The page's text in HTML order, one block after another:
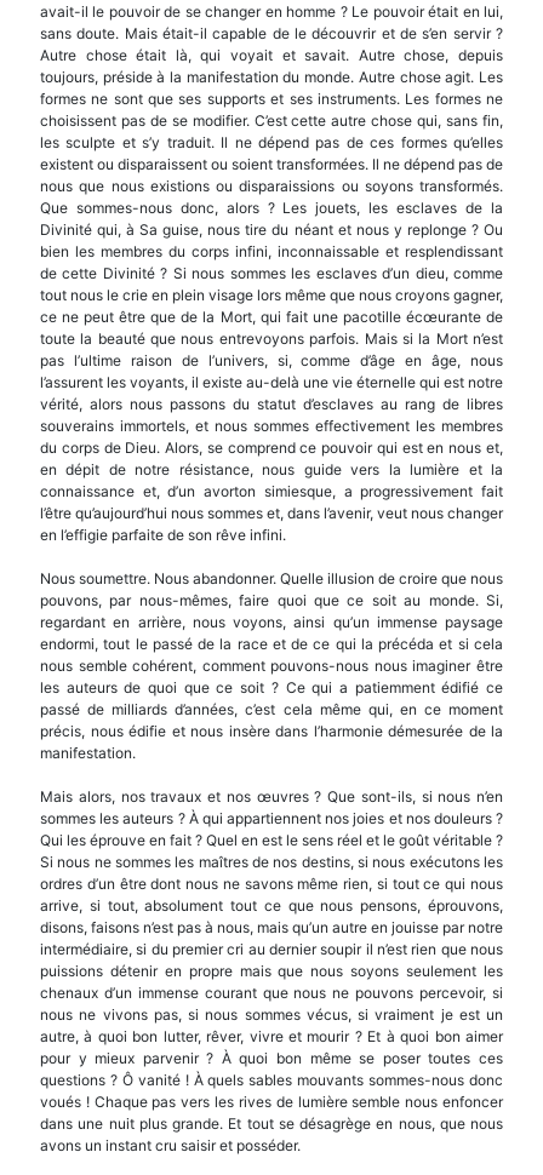
avait-il le pouvoir de se changer en homme ? Le pouvoir était en lui,
sans doute. Mais était-il capable de le découvrir et de s’en servir ?
Autre chose était là, qui voyait et savait. Autre chose, depuis
toujours, préside à la manifes­tation du monde. Autre chose agit. Les
formes ne sont que ses supports et ses instruments. Les formes ne
choisissent pas de se modifier. C’est cette autre chose qui, sans fin,
les sculpte et s’y traduit. Il ne dépend pas de ces formes qu’elles
existent ou dis­paraissent ou soient transformées. Il ne dépend pas de
nous que nous existions ou disparaissions ou soyons transformés.
Que sommes-nous donc, alors ? Les jouets, les esclaves de la
Divinité qui, à Sa guise, nous tire du néant et nous y replonge ? Ou
bien les membres du corps infini, inconnaissable et resplendissant
de cette Divinité ? Si nous sommes les esclaves d’un dieu, comme
tout nous le crie en plein visage lors même que nous croyons gagner,
ce ne peut être que de la Mort, qui fait une pacotille écœurante de
toute la beauté que nous entrevoyons parfois. Mais si la Mort n’est
pas l’ultime raison de l’univers, si, comme d’âge en âge, nous
l’assurent les voyants, il existe au-delà une vie éternelle qui est notre
vérité, alors nous passons du statut d’esclaves au rang de libres
souverains im­mortels, et nous sommes effectivement les membres
du corps de Dieu. Alors, se comprend ce pouvoir qui est en nous et,
en dépit de notre résistance, nous guide vers la lumière et la
connaissance et, d’un avorton simiesque, a progressivement fait
l’être qu’aujourd’hui nous sommes et, dans l’avenir, veut nous changer
en l’effigie parfaite de son rêve infini.
Nous soumettre. Nous abandonner. Quelle illusion de croire que nous
pouvons, par nous-mêmes, faire quoi que ce soit au monde. Si,
regardant en arrière, nous voyons, ainsi qu’un immense paysage
endormi, tout le passé de la race et de ce qui la précéda et si cela
nous semble cohérent, comment pouvons-nous nous imaginer être
les auteurs de quoi que ce soit ? Ce qui a patiemment édifié ce
passé de mil­liards d’années, c’est cela même qui, en ce moment
précis, nous édifie et nous insère dans l’harmonie démesurée de la
manifestation.
Mais alors, nos travaux et nos œuvres ? Que sont-ils, si nous n’en
sommes les auteurs ? À qui appartiennent nos joies et nos douleurs ?
Qui les éprouve en fait ? Quel en est le sens réel et le goût véritable ?
Si nous ne sommes les maîtres de nos destins, si nous exécutons les
ordres d’un être dont nous ne savons même rien, si tout ce qui nous
ar­rive, si tout, absolument tout ce que nous pensons, éprouvons,
disons, faisons n’est pas à nous, mais qu’un autre en jouisse par notre
intermédiaire, si du premier cri au dernier soupir il n’est rien que nous
puissions détenir en propre mais que nous soyons seulement les
chenaux d’un immense courant que nous ne pouvons percevoir, si
nous ne vivons pas, si nous sommes vécus, si vraiment je est un
autre, à quoi bon lutter, rêver, vivre et mourir ? Et à quoi bon aimer
pour y mieux parvenir ? À quoi bon même se poser toutes ces
questions ? Ô vanité ! À quels sables mouvants sommes-nous donc
voués ! Chaque pas vers les rives de lumière semble nous enfoncer
dans une nuit plus grande. Et tout se désagrège en nous, que nous
avons un instant cru saisir et posséder.